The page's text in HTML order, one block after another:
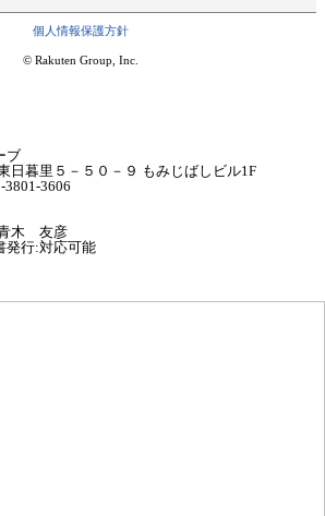
個人情報保護方針
© Rakuten Group, Inc.
ブ
日暮里５－５０－９ もみじばしビル1F
3801-3606
木 友彦
発行:対応可能